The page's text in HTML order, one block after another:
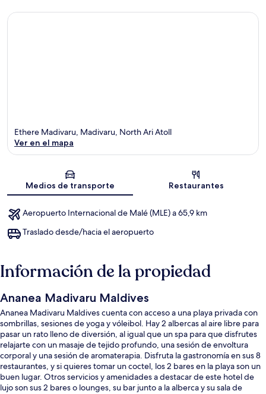
Sección del mapa
Ethere Madivaru, Madivaru, North Ari Atoll
Ver en el mapa
Medios de transporte Restaurantes
Aeropuerto Internacional de Malé (MLE) a 65,9 km
Traslado desde/hacia el aeropuerto
Información de la propiedad
Ananea Madivaru Maldives
Ananea Madivaru Maldives cuenta con acceso a una playa privada con
sombrillas, sesiones de yoga y vóleibol. Hay 2 albercas al aire libre para
pasar un rato lleno de diversión, al igual que un spa para que disfrutes
relajarte con un masaje de tejido profundo, una sesión de envoltura
corporal y una sesión de aromaterapia. Disfruta la gastronomía en sus 8
restaurantes, y si quieres tomar un coctel, los 2 bares en la playa son un
buen lugar. Otros servicios y amenidades a destacar de este hotel de
lujo son sus 2 bares o lounges, su bar junto a la alberca y su sala de